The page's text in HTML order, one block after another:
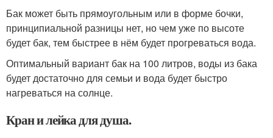
Бак может быть прямоугольным или в форме бочки,
принципиальной разницы нет, но чем уже по высоте
будет бак, тем быстрее в нём будет прогреваться вода.
Оптимальный вариант бак на 100 литров, воды из бака
будет достаточно для семьи и вода будет быстро
нагреваться на солнце.
Кран и лейка для душа.